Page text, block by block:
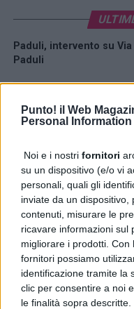
Punto! il Web
Personal Information
Noi e i nostri fornitori
su un dispositivo (e/o vi
personali, quali gli
inviate da un
contenuti, misurare le
ricavare informazioni sul
migliorare i prodotti.
fornitori possiamo
identificazione tramite la
clic per consentire a noi
le finalità sopra
Paduli, intervento su
Paduli
Benevento, allerta
Benevento
strumentalizzazioni
cadere dalle nubi”
Ischia, pusher
elettrica
LATEST